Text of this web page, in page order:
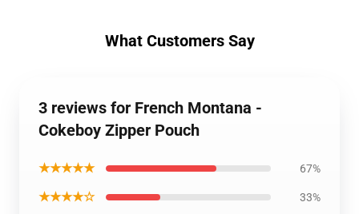
What Customers Say
3 reviews for French Montana -
Cokeboy Zipper Pouch
★★★★★ 67%
★★★★☆ 33%